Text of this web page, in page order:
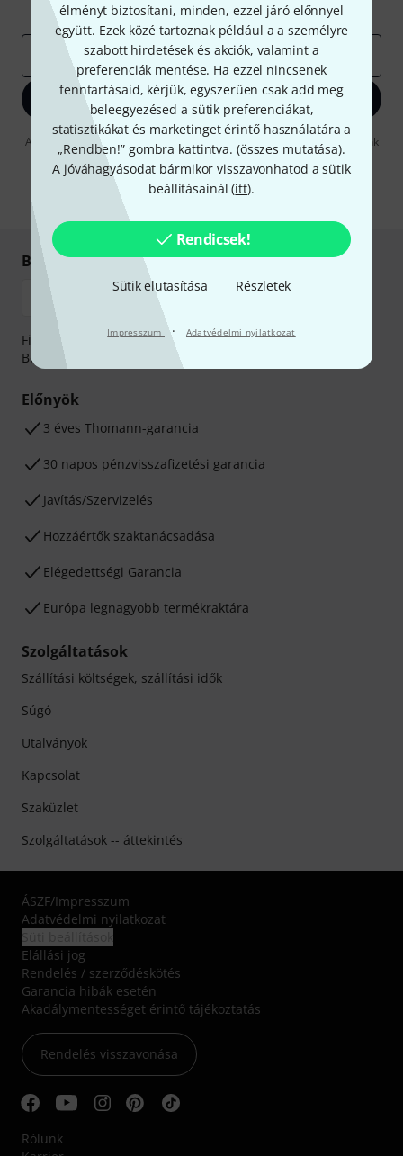
élményt biztosítani, minden, ezzel járó előnnyel
együtt. Ezek közé tartoznak például a a személyre
szabott hirdetések és akciók, valamint a
preferenciák mentése. Ha ezzel nincsenek
fenntartásaid, kérjük, egyszerűen csak add meg
beleegyezésed a sütik preferenciákat,
statisztikákat és marketinget érintő használatára a
„Rendben!” gombra kattintva. (összes mutatása).
A jóváhagyásodat bármikor visszavonhatod a sütik
beállításainál (itt).
Rendicsek!
Sütik elutasítása Részletek
Impresszum · Adatvédelmi nyilatkozat
Inspiráló gondolatok
Akciók Thomann
e-mail cím*
Bejelentkezés
A "Bejelentkezés" gombra kattintva elfogadja, hogy e-mailben küldjünk
önnek hirdetéseket. Bármikor leiratkozhat erről. A hírlevélről további
információkat az data protection guideline-ben talál.
* Kitöltés kötelező
Biztonságos vásárlás és fizetés
Fizessen biztonságosan, titkosítással: Banki átutalás vagy
Betéti- vagy hitelkártya segítségével
Előnyök
3 éves Thomann-garancia
30 napos pénzvisszafizetési garancia
Javítás/Szervizelés
Hozzáértők szaktanácsadása
Elégedettségi Garancia
Európa legnagyobb termékraktára
Szolgáltatások
Szállítási költségek, szállítási idők
Súgó
Utalványok
Kapcsolat
Szaküzlet
Szolgáltatások -- áttekintés
ÁSZF/Impresszum
Adatvédelmi nyilatkozat
Elállási jog
Rendelés / szerződéskötés
Garancia hibák esetén
Akadálymentességet érintő tájékoztatás
Rendelés visszavonása
Rólunk